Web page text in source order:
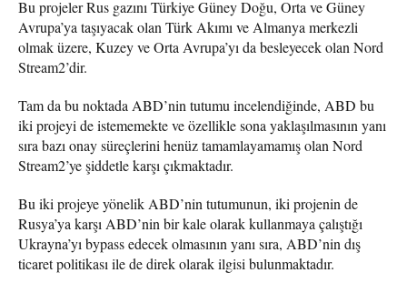
Bu projeler Rus gazını Türkiye Güney Doğu, Orta ve Güney
Avrupa’ya taşıyacak olan Türk Akımı ve Almanya merkezli
olmak üzere, Kuzey ve Orta Avrupa’yı da besleyecek olan Nord
Stream2’dir.
Tam da bu noktada ABD’nin tutumu incelendiğinde, ABD bu
iki projeyi de istememekte ve özellikle sona yaklaşılmasının yanı
sıra bazı onay süreçlerini henüz tamamlayamamış olan Nord
Stream2’ye şiddetle karşı çıkmaktadır.
Bu iki projeye yönelik ABD’nin tutumunun, iki projenin de
Rusya’ya karşı ABD’nin bir kale olarak kullanmaya çalıştığı
Ukrayna’yı bypass edecek olmasının yanı sıra, ABD’nin dış
ticaret politikası ile de direk olarak ilgisi bulunmaktadır.